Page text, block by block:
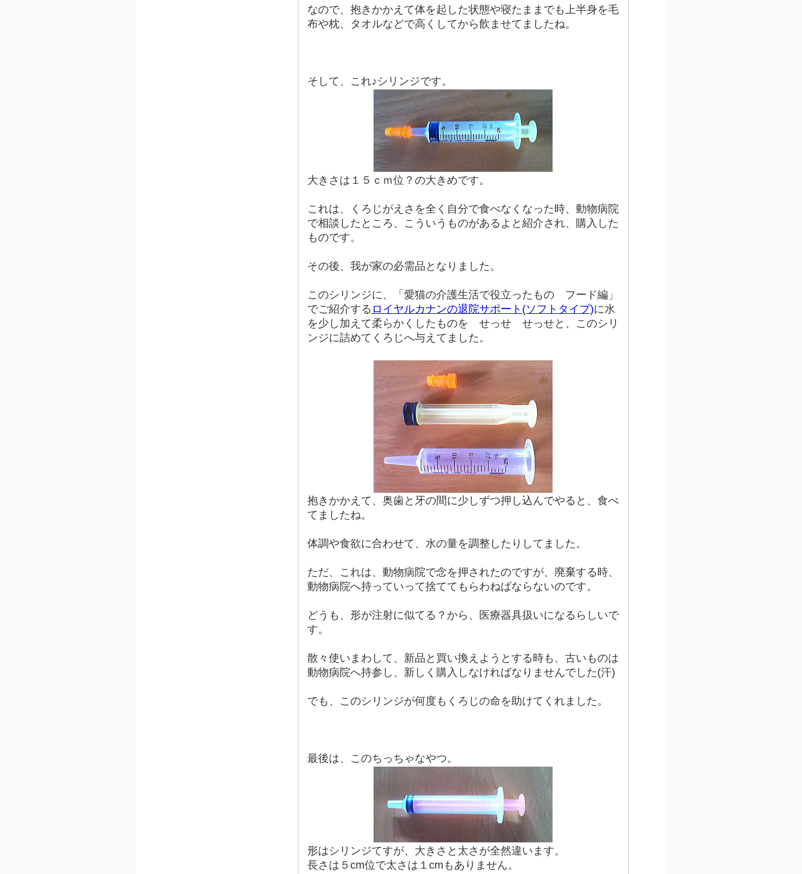
なので、抱きかかえて体を起した状態や寝たままでも上半身を毛
布や枕、タオルなどで高くしてから飲ませてましたね。
そして、これ♪シリンジです。
大きさは１５ｃｍ位？の大きめです。
これは、くろじがえさを全く自分で食べなくなった時、動物病院
で相談したところ、こういうものがあるよと紹介され、購入した
ものです。
その後、我が家の必需品となりました。
このシリンジに、「愛猫の介護生活で役立ったもの フード編」
でご紹介する ロイヤルカナンの退院サポート(ソフトタイプ)に水
を少し加えて柔らかくしたものを せっせ せっせと、このシリ
ンジに詰めてくろじへ与えてました。
抱きかかえて、奥歯と牙の間に少しずつ押し込んでやると、食べ
てましたね。
体調や食欲に合わせて、水の量を調整したりしてました。
ただ、これは、動物病院で念を押されたのですが、廃棄する時、
動物病院へ持っていって捨ててもらわねばならないのです。
どうも、形が注射に似てる？から、医療器具扱いになるらしいで
す。
散々使いまわして、新品と買い換えようとする時も、古いものは
動物病院へ持参し、新しく購入しなければなりませんでした(汗)
でも、このシリンジが何度もくろじの命を助けてくれました。
最後は、このちっちゃなやつ。
形はシリンジてすが、大きさと太さが全然違います。
長さは５cm位で太さは１cmもありません。